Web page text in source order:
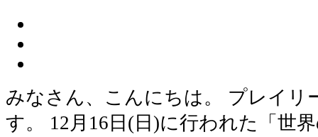
みなさん、こんにちは。 プレイリ
す。 12月16日(日)に行われた「世